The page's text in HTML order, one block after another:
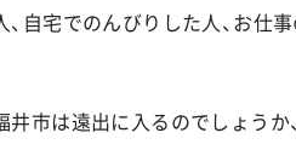
自宅でのんびりした人、お仕
井市は遠出に入るのでしょうか